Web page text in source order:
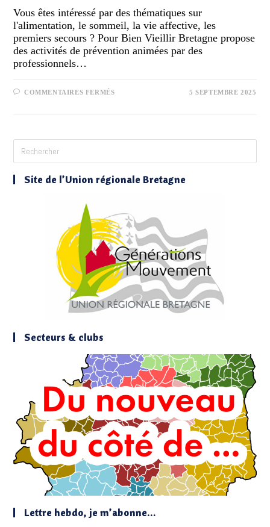
Vous êtes intéressé par des thématiques sur
l'alimentation, le sommeil, la vie affective, les
premiers secours ? Pour Bien Vieillir Bretagne propose
des activités de prévention animées par des
professionnels…
COMMENTAIRES FERMÉS 5 SEPTEMBRE 2025
Site de l’Union régionale Bretagne
Secteurs & clubs
Lettre hebdo, je m’abonne…